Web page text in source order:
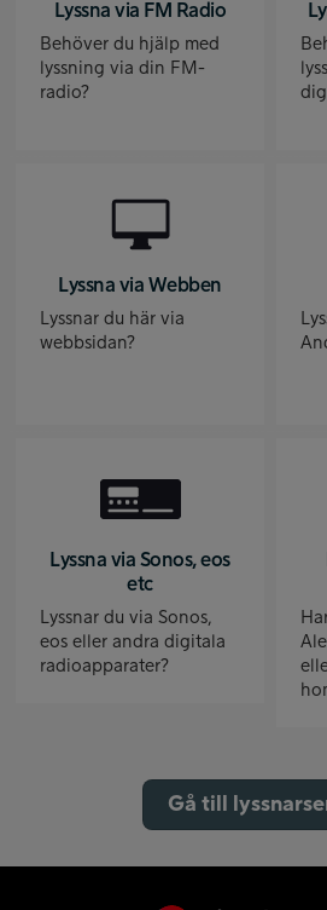
Lyssna via FM Radio
Behöver du hjälp med
lyssning via din FM-
radio?
Lyssna via Webben
Lyssnar du här via
webbsidan?
Lyssna via Sonos, eos
etc
Lyssnar du via Sonos,
eos eller andra digitala
radioapparater?
Gå till